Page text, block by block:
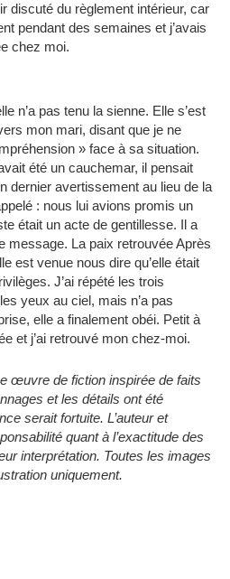
discuté du règlement intérieur, car
pendant des semaines et j’avais
chez moi.
n’a pas tenu la sienne. Elle s’est
mon mari, disant que je ne
» face à sa situation.
été un cauchemar, il pensait
dernier avertissement au lieu de la
: nous lui avions promis un
était un acte de gentillesse. Il a
message. La paix retrouvée Après
est venue nous dire qu’elle était
J’ai répété les trois
yeux au ciel, mais n’a pas
elle a finalement obéi. Petit à
et j’ai retrouvé mon chez-moi.
œuvre de fiction inspirée de faits
et les détails ont été
serait fortuite. L’auteur et
quant à l’exactitude des
interprétation. Toutes les images
uniquement.